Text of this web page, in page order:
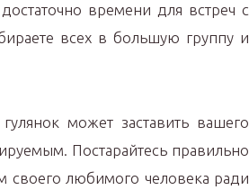
времени для встреч с
всех в большую группу и
может заставить вашего
Постарайтесь правильно
своего любимого человека ради